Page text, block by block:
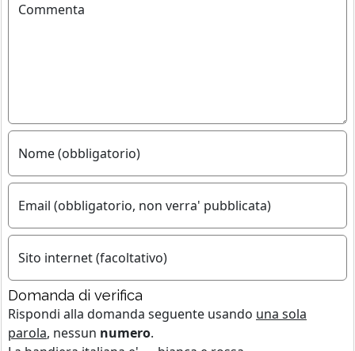
Commenta
Nome (obbligatorio)
Email (obbligatorio, non verra' pubblicata)
Sito internet (facoltativo)
Domanda di verifica
Rispondi alla domanda seguente usando una sola
parola, nessun numero.